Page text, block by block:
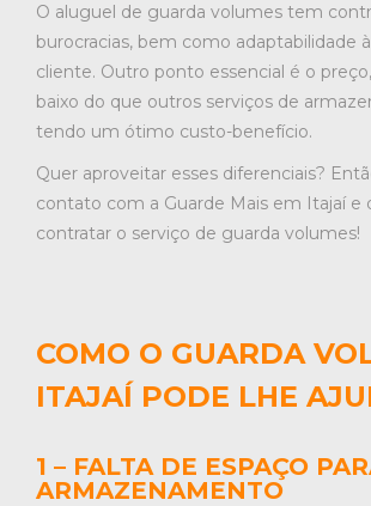
O aluguel de guarda volumes tem
burocracias, bem como adaptabilidade
cliente. Outro ponto essencial é o
baixo do que outros serviços de
tendo um ótimo custo-benefício.
Quer aproveitar esses diferenciais?
contato com a Guarde Mais em Itajaí e
contratar o serviço de guarda volumes!
COMO O GUARDA
ITAJAÍ PODE LHE
1 – FALTA DE ESPAÇO
ARMAZENAMENTO